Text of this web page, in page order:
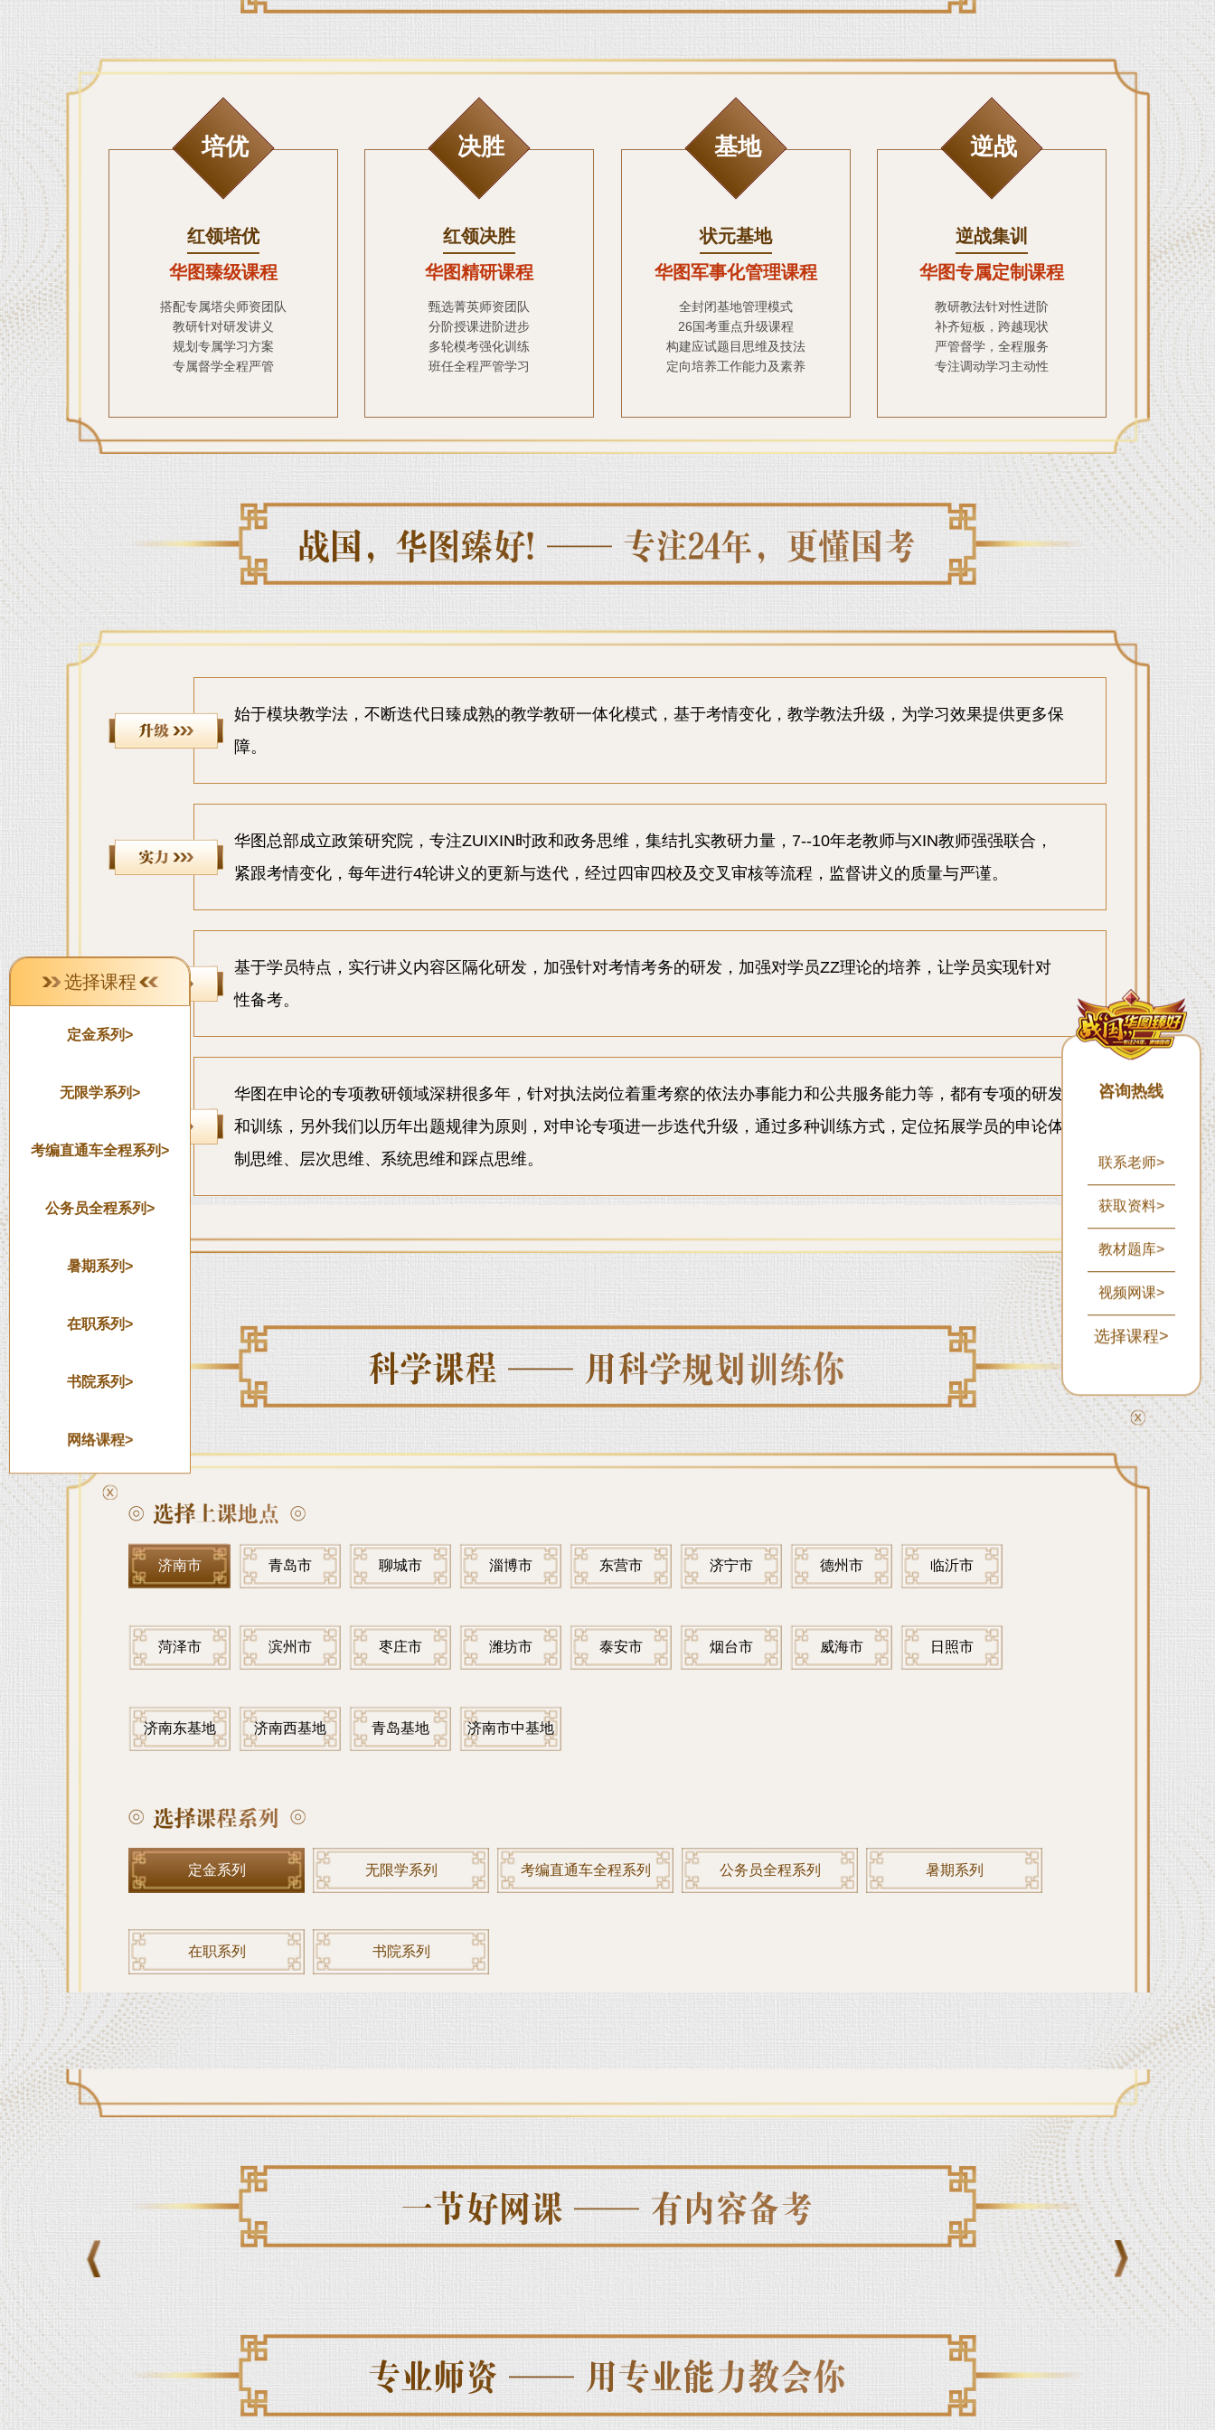
培优
红领培优
华图臻级课程
搭配专属塔尖师资团队
教研针对研发讲义
规划专属学习方案
专属督学全程严管
决胜
红领决胜
华图精研课程
甄选菁英师资团队
分阶授课进阶进步
多轮模考强化训练
班任全程严管学习
基地
状元基地
华图军事化管理课程
全封闭基地管理模式
26国考重点升级课程
构建应试题目思维及技法
定向培养工作能力及素养
逆战
逆战集训
华图专属定制课程
教研教法针对性进阶
补齐短板，跨越现状
严管督学，全程服务
专注调动学习主动性
始于模块教学法，不断迭代日臻成熟的教学教研一体化模式，基于考情变化，教学教法升级，为学习效果提供更多保
障。
华图总部成立政策研究院，专注ZUIXIN时政和政务思维，集结扎实教研力量，7--10年老教师与XIN教师强强联合，
紧跟考情变化，每年进行4轮讲义的更新与迭代，经过四审四校及交叉审核等流程，监督讲义的质量与严谨。
基于学员特点，实行讲义内容区隔化研发，加强针对考情考务的研发，加强对学员ZZ理论的培养，让学员实现针对
性备考。
华图在申论的专项教研领域深耕很多年，针对执法岗位着重考察的依法办事能力和公共服务能力等，都有专项的研发
和训练，另外我们以历年出题规律为原则，对申论专项进一步迭代升级，通过多种训练方式，定位拓展学员的申论体
制思维、层次思维、系统思维和踩点思维。
济南市 青岛市 聊城市 淄博市 东营市 济宁市 德州市 临沂市
菏泽市 滨州市 枣庄市 潍坊市 泰安市 烟台市 威海市 日照市
济南东基地 济南西基地 青岛基地 济南市中基地
定金系列 无限学系列 考编直通车全程系列 公务员全程系列 暑期系列
在职系列 书院系列
选择课程
定金系列>
无限学系列>
考编直通车全程系列>
公务员全程系列>
暑期系列>
在职系列>
书院系列>
网络课程>
咨询热线
联系老师>
获取资料>
教材题库>
视频网课>
选择课程>